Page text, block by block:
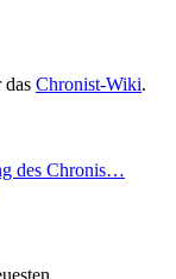
das Chronist-Wiki.
des Chronis…